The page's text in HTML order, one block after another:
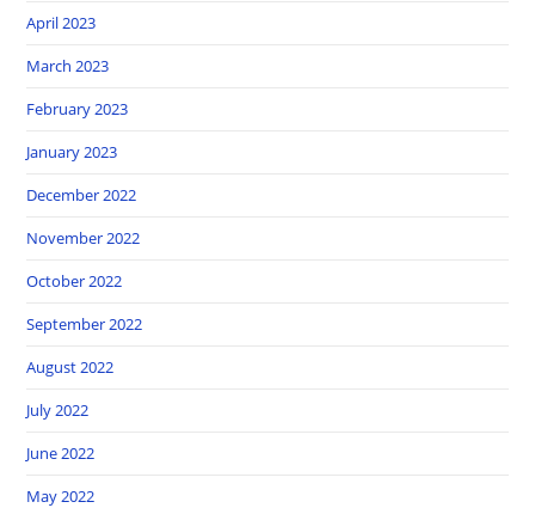
April 2023
March 2023
February 2023
January 2023
December 2022
November 2022
October 2022
September 2022
August 2022
July 2022
June 2022
May 2022